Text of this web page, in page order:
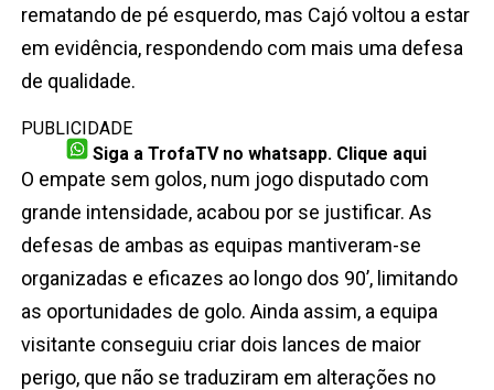
rematando de pé esquerdo, mas Cajó voltou a estar
em evidência, respondendo com mais uma defesa
de qualidade.
PUBLICIDADE
Siga a TrofaTV no whatsapp. Clique aqui
O empate sem golos, num jogo disputado com
grande intensidade, acabou por se justificar. As
defesas de ambas as equipas mantiveram-se
organizadas e eficazes ao longo dos 90’, limitando
as oportunidades de golo. Ainda assim, a equipa
visitante conseguiu criar dois lances de maior
perigo, que não se traduziram em alterações no